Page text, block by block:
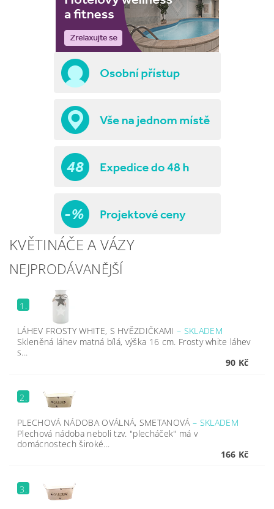
KVĚTINÁČE A VÁZY
NEJPRODÁVANĚJŠÍ
1.
LÁHEV FROSTY WHITE, S HVĚZDIČKAMI– SKLADEM
Skleněná láhev matná bílá, výška 16 cm. Frosty white láhev
s...
90 Kč
2.
PLECHOVÁ NÁDOBA OVÁLNÁ, SMETANOVÁ– SKLADEM
Plechová nádoba neboli tzv. "plecháček" má v
domácnostech široké...
166 Kč
3.